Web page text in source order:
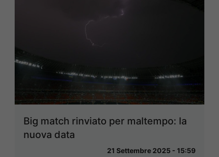
Big match rinviato per maltempo: la
nuova data
21 Settembre 2025 - 15:59